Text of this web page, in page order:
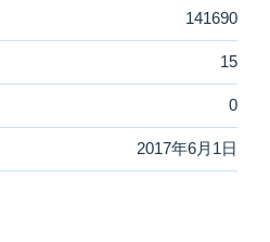
141690
15
0
2017年6月1日